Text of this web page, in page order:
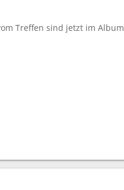
Treffen sind jetzt im Album